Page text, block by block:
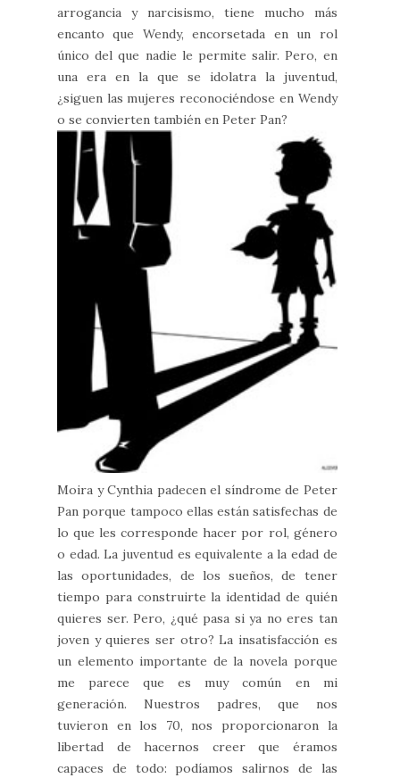
arrogancia y narcisismo, tiene mucho más
encanto que Wendy, encorsetada en un rol
único del que nadie le permite salir. Pero, en
una era en la que se idolatra la juventud,
¿siguen las mujeres reconociéndose en Wendy
o se convierten también en Peter Pan?
Moira y Cynthia padecen el síndrome de Peter
Pan porque tampoco ellas están satisfechas de
lo que les corresponde hacer por rol, género
o edad. La juventud es equivalente a la edad de
las oportunidades, de los sueños, de tener
tiempo para construirte la identidad de quién
quieres ser. Pero, ¿qué pasa si ya no eres tan
joven y quieres ser otro? La insatisfacción es
un elemento importante de la novela porque
me parece que es muy común en mi
generación. Nuestros padres, que nos
tuvieron en los 70, nos proporcionaron la
libertad de hacernos creer que éramos
capaces de todo: podíamos salirnos de las